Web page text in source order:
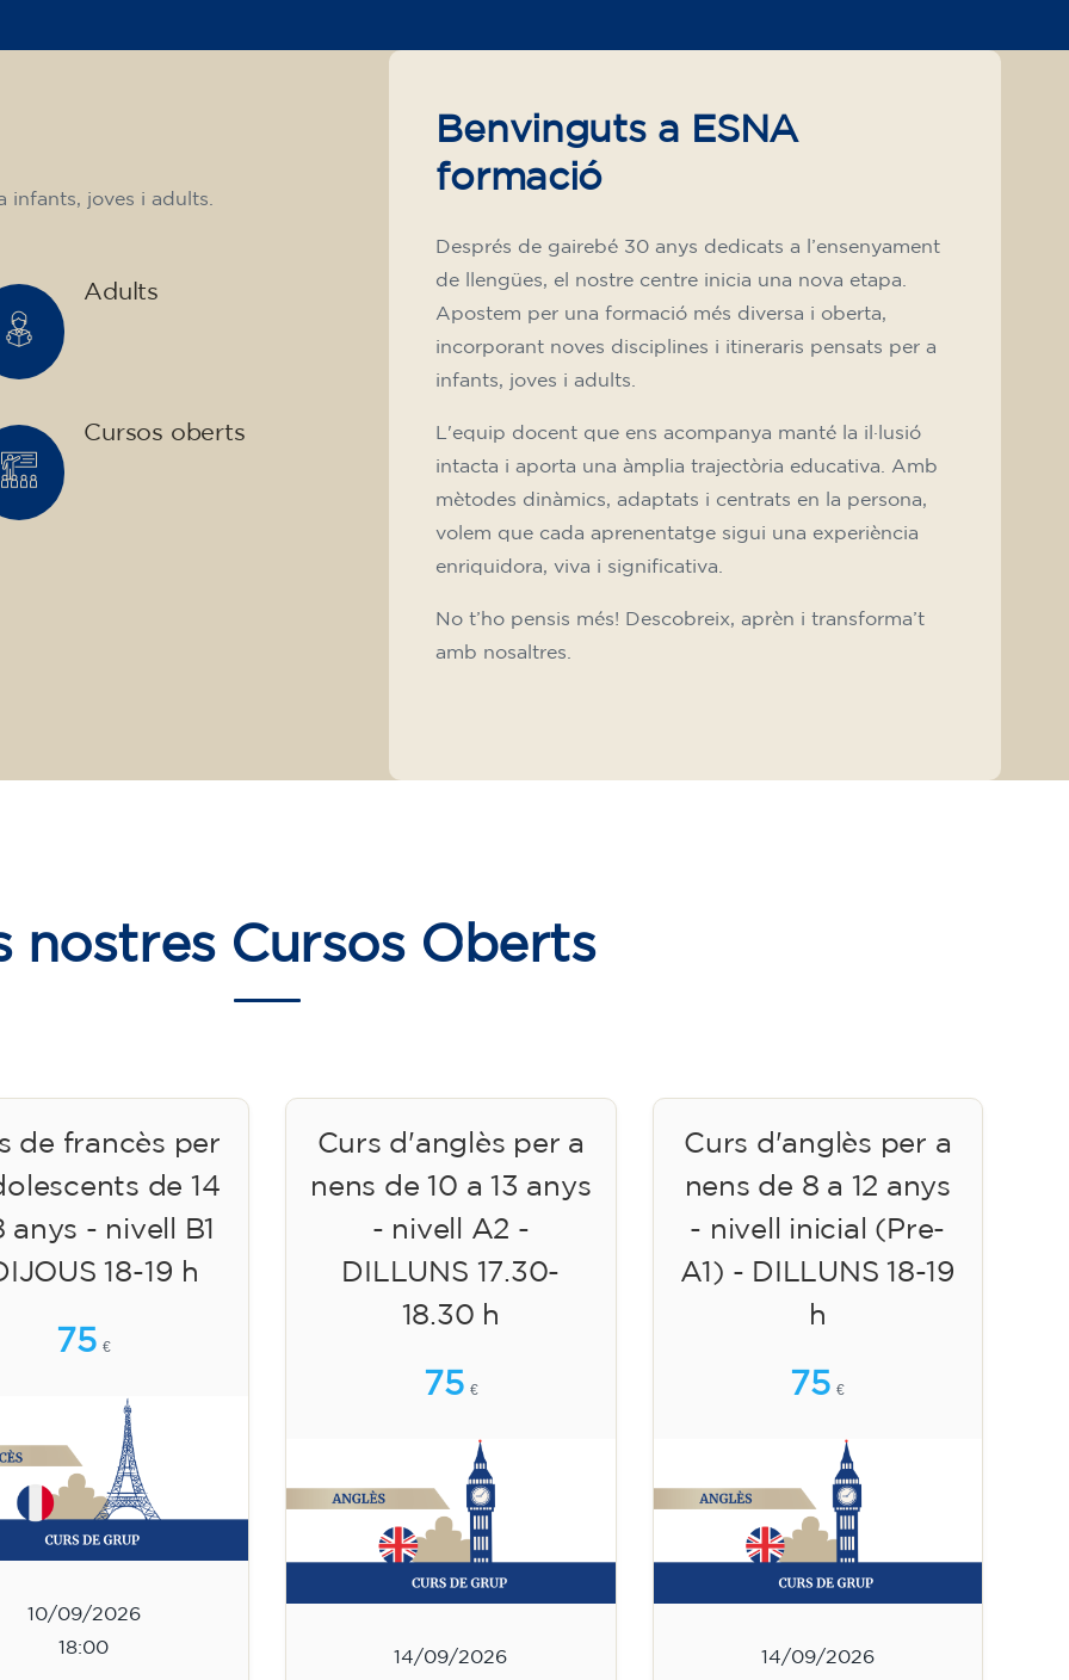
Benvinguts a ESNA
formació
Després de gairebé 30 anys dedicats a l’ensenyament
de llengües, el nostre centre inicia una nova etapa.
Apostem per una formació més diversa i oberta,
incorporant noves disciplines i itineraris pensats per a
infants, joves i adults.
L'equip docent que ens acompanya manté la il·lusió
intacta i aporta una àmplia trajectòria educativa. Amb
mètodes dinàmics, adaptats i centrats en la persona,
volem que cada aprenentatge sigui una experiència
enriquidora, viva i significativa.
No t’ho pensis més! Descobreix, aprèn i transforma’t
amb nosaltres.
infants, joves i adults.
Adults
Cursos oberts
nostresCursos Oberts
de francès per
de 14
anys - nivell B1
18-19 h
75 €
10/09/2026
18:00
Curs d'anglès per a
nens de 10 a 13 anys
- nivell A2 -
DILLUNS 17.30-
18.30 h
75 €
14/09/2026
Curs d'anglès per a
nens de 8 a 12 anys
- nivell inicial (Pre-
A1) - DILLUNS 18-19
h
75 €
14/09/2026